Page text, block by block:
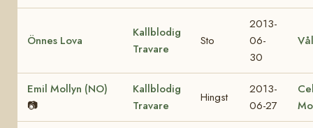
Önnes Lova
Kallblodig
Travare
Sto
2013-
06-
30
Emil Mollyn (NO)
📷
Kallblodig
Travare
Hingst
2013-
06-27